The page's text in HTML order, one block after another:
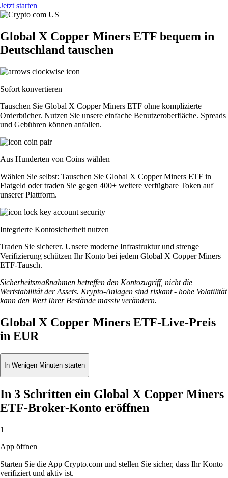
Jetzt starten
Global X Copper Miners ETF bequem in
Deutschland tauschen
Sofort konvertieren
Tauschen Sie Global X Copper Miners ETF ohne komplizierte
Orderbücher. Nutzen Sie unsere einfache Benutzeroberfläche. Spreads
und Gebühren können anfallen.
Aus Hunderten von Coins wählen
Wählen Sie selbst: Tauschen Sie Global X Copper Miners ETF in
Fiatgeld oder traden Sie gegen 400+ weitere verfügbare Token auf
unserer Plattform.
Integrierte Kontosicherheit nutzen
Traden Sie sicherer. Unsere moderne Infrastruktur und strenge
Verifizierung schützen Ihr Konto bei jedem Global X Copper Miners
ETF-Tausch.
Sicherheitsmaßnahmen betreffen den Kontozugriff, nicht die
Wertstabilität der Assets. Krypto-Anlagen sind riskant - hohe Volatilität
kann den Wert Ihrer Bestände massiv verändern.
Global X Copper Miners ETF-Live-Preis
in EUR
In Wenigen Minuten starten
In 3 Schritten ein Global X Copper Miners
ETF-Broker-Konto eröffnen
1
App öffnen
Starten Sie die App Crypto.com und stellen Sie sicher, dass Ihr Konto
verifiziert und aktiv ist.